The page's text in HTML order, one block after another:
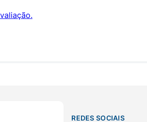
REDES SOCIAIS